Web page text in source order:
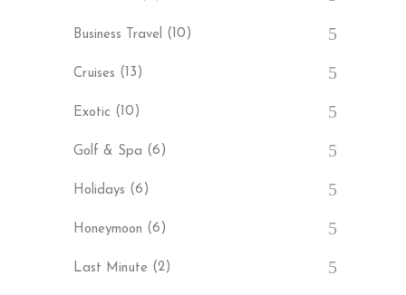
Business Travel (10)
Cruises (13)
Exotic (10)
Golf & Spa (6)
Holidays (6)
Honeymoon (6)
Last Minute (2)